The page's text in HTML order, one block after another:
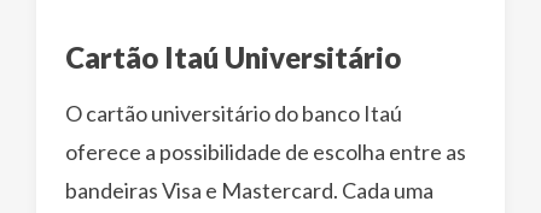
Cartão Itaú Universitário
O cartão universitário do banco Itaú
oferece a possibilidade de escolha entre as
bandeiras Visa e Mastercard. Cada uma